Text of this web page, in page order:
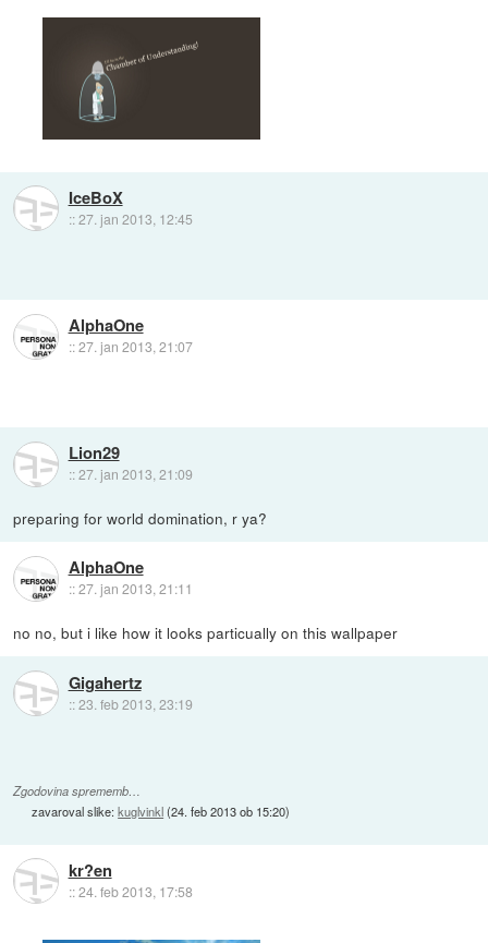
IceBoX
::27. jan 2013, 12:45
AlphaOne
::27. jan 2013, 21:07
Lion29
::27. jan 2013, 21:09
preparing for world domination, r ya?
AlphaOne
::27. jan 2013, 21:11
no no, but i like how it looks particually on this wallpaper
Gigahertz
::23. feb 2013, 23:19
Zgodovina sprememb…
zavaroval slike:kuglvinkl(24. feb 2013 ob 15:20)
kr?en
::24. feb 2013, 17:58